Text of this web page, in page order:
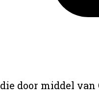
door middel van